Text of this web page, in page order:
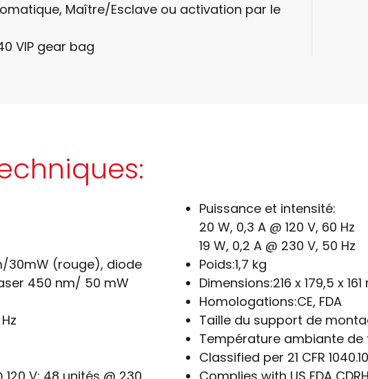
Maître/Esclave ou activation par le
VIP gear bag
30mW (rouge), diode
450 nm/ 50 mW
Puissance et intensité:
20 W, 0,3 A @ 120 V, 60 Hz
19 W, 0,2 A @ 230 V, 50 Hz
Poids:1,7 kg
Dimensions:216 x 179,5 x
Homologations:CE, FDA
Taille du support de
Température ambiante
Classified per 21 CFR 1040.10